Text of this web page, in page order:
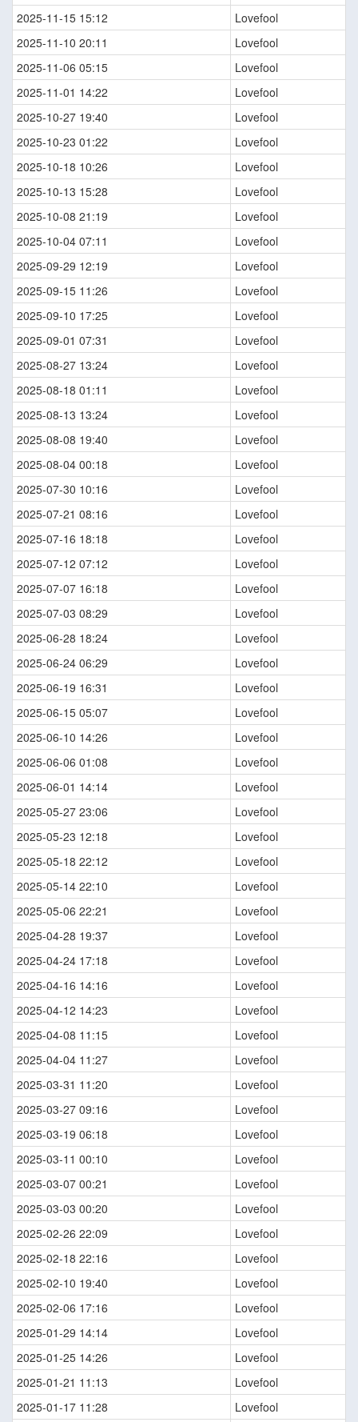
2025-11-15 15:12
Lovefool
2025-11-10 20:11
Lovefool
2025-11-06 05:15
Lovefool
2025-11-01 14:22
Lovefool
2025-10-27 19:40
Lovefool
2025-10-23 01:22
Lovefool
2025-10-18 10:26
Lovefool
2025-10-13 15:28
Lovefool
2025-10-08 21:19
Lovefool
2025-10-04 07:11
Lovefool
2025-09-29 12:19
Lovefool
2025-09-15 11:26
Lovefool
2025-09-10 17:25
Lovefool
2025-09-01 07:31
Lovefool
2025-08-27 13:24
Lovefool
2025-08-18 01:11
Lovefool
2025-08-13 13:24
Lovefool
2025-08-08 19:40
Lovefool
2025-08-04 00:18
Lovefool
2025-07-30 10:16
Lovefool
2025-07-21 08:16
Lovefool
2025-07-16 18:18
Lovefool
2025-07-12 07:12
Lovefool
2025-07-07 16:18
Lovefool
2025-07-03 08:29
Lovefool
2025-06-28 18:24
Lovefool
2025-06-24 06:29
Lovefool
2025-06-19 16:31
Lovefool
2025-06-15 05:07
Lovefool
2025-06-10 14:26
Lovefool
2025-06-06 01:08
Lovefool
2025-06-01 14:14
Lovefool
2025-05-27 23:06
Lovefool
2025-05-23 12:18
Lovefool
2025-05-18 22:12
Lovefool
2025-05-14 22:10
Lovefool
2025-05-06 22:21
Lovefool
2025-04-28 19:37
Lovefool
2025-04-24 17:18
Lovefool
2025-04-16 14:16
Lovefool
2025-04-12 14:23
Lovefool
2025-04-08 11:15
Lovefool
2025-04-04 11:27
Lovefool
2025-03-31 11:20
Lovefool
2025-03-27 09:16
Lovefool
2025-03-19 06:18
Lovefool
2025-03-11 00:10
Lovefool
2025-03-07 00:21
Lovefool
2025-03-03 00:20
Lovefool
2025-02-26 22:09
Lovefool
2025-02-18 22:16
Lovefool
2025-02-10 19:40
Lovefool
2025-02-06 17:16
Lovefool
2025-01-29 14:14
Lovefool
2025-01-25 14:26
Lovefool
2025-01-21 11:13
Lovefool
2025-01-17 11:28
Lovefool